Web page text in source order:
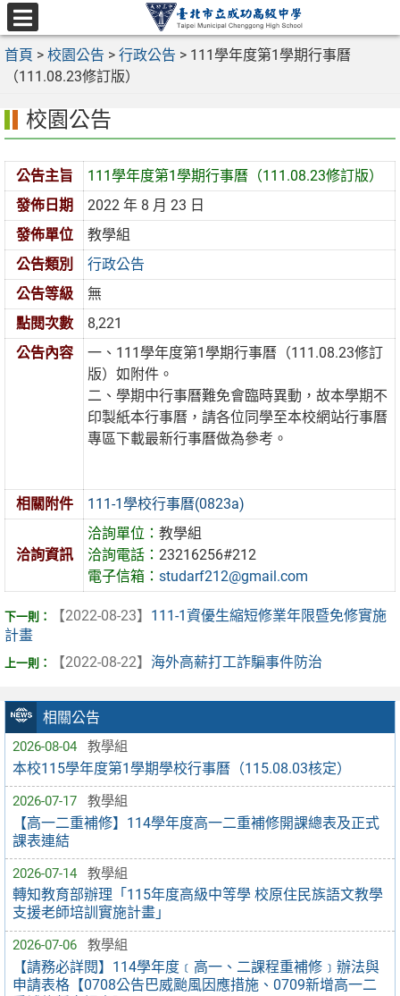
跳
至
主
區
選
單
首頁 > 校園公告 > 行政公告 > 111學年度第1學期行事曆
（111.08.23修訂版）
相關公告
2026-08-04 教學組
本校115學年度第1學期學校行事曆（115.08.03核定）
2026-07-17 教學組
【高一二重補修】114學年度高一二重補修開課總表及正式
課表連結
2026-07-14 教學組
轉知教育部辦理「115年度高級中等學 校原住民族語文教學
支援老師培訓實施計畫」
2026-07-06 教學組
【請務必詳閱】114學年度﹝高一、二課程重補修﹞辦法與
申請表格【0708公告巴威颱風因應措施、0709新增高一二
校園公告
公告主旨
111學年度第1學期行事曆（111.08.23修訂版）
發佈日期
2022 年 8 月 23 日
發佈單位
教學組
公告類別
行政公告
公告等級
無
點閱次數
8,221
公告內容
一、111學年度第1學期行事曆（111.08.23修訂
版）如附件。
二、學期中行事曆難免會臨時異動，故本學期不
印製紙本行事曆，請各位同學至本校網站行事曆
專區下載最新行事曆做為參考。
相關附件 111-1學校行事曆(0823a)
洽詢資訊
洽詢單位：教學組
洽詢電話：23216256#212
電子信箱：studarf212@gmail.com
【2022-08-23】 111-1資優生縮短修業年限暨免修實施
計畫
【2022-08-22】 海外高薪打工詐騙事件防治